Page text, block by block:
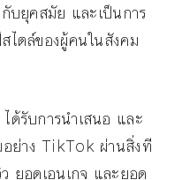
กับยุคสมัย และเป็นการ
ไตล์ของผู้คนในสังคม
ด้รับการนำเสนอ และ
ย่าง TikTok ผ่านสิ่งที
ยอดเอนเกจ และยอด